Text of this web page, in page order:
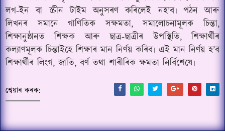
লগ-ইন বা স্ক্ৰীন টাইম অনুসৰণ কৰিলেই নহ’ব৷ পঠন আৰু
লিখনৰ সমানে গাণিতিক সক্ষমতা, সমালোচনামূলক চিন্তা,
শিক্ষানুষ্ঠানত শিক্ষক আৰু ছাত্ৰ-ছাত্ৰীৰ উপস্থিতি, শিক্ষাৰ্থীৰ
কল্যাণমূলক চিন্তাইহে শিক্ষাৰ মান নিৰ্ণয় কৰিব৷ এই মান নিৰ্ণয় হ’ব
শিক্ষাৰ্থীৰ লিংগ, জাতি, বৰ্ণ তথা শাৰীৰিক ক্ষমতা নিৰ্বিশেষে৷
শ্বেয়াৰ কৰক: